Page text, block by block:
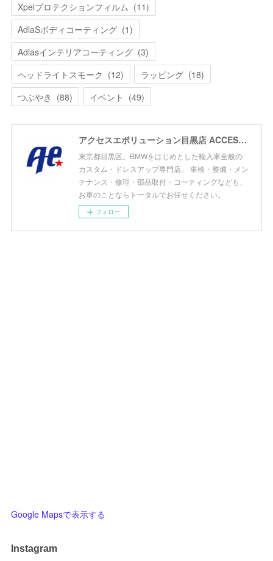
Xpelプロテクションフィルム (11)
AdlaSボディコーティング (1)
Adlasインテリアコーティング (3)
ヘッドライトスモーク (12) ラッピング (18)
つぶやき (88) イベント (49)
アクセスエボリューション目黒店 ACCESS EVOLUTION MEGURO
東京都目黒区。BMWをはじめとした輸入車全般の
カスタム・ドレスアップ専門店。 車検・整備・メン
テナンス・修理・部品取付・コーティングなども、
お車のことならトータルでお任せください。
フォロー
Google Mapsで表示する
Instagram